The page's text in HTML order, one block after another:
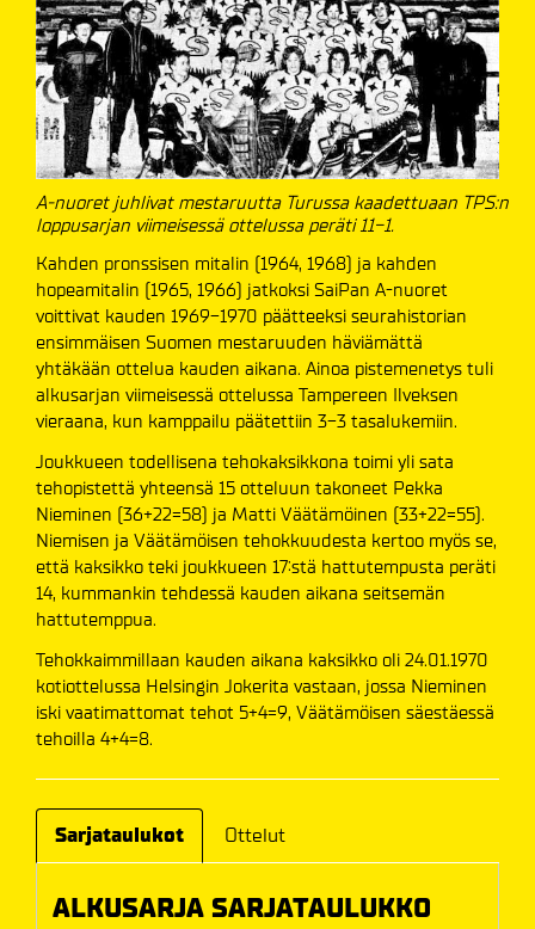
A-nuoret juhlivat mestaruutta Turussa kaadettuaan TPS:n
loppusarjan viimeisessä ottelussa peräti 11-1.
Kahden pronssisen mitalin (1964, 1968) ja kahden
hopeamitalin (1965, 1966) jatkoksi SaiPan A-nuoret
voittivat kauden 1969-1970 päätteeksi seurahistorian
ensimmäisen Suomen mestaruuden häviämättä
yhtäkään ottelua kauden aikana. Ainoa pistemenetys tuli
alkusarjan viimeisessä ottelussa Tampereen Ilveksen
vieraana, kun kamppailu päätettiin 3-3 tasalukemiin.
Joukkueen todellisena tehokaksikkona toimi yli sata
tehopistettä yhteensä 15 otteluun takoneet Pekka
Nieminen (36+22=58) ja Matti Väätämöinen (33+22=55).
Niemisen ja Väätämöisen tehokkuudesta kertoo myös se,
että kaksikko teki joukkueen 17:stä hattutempusta peräti
14, kummankin tehdessä kauden aikana seitsemän
hattutemppua.
Tehokkaimmillaan kauden aikana kaksikko oli 24.01.1970
kotiottelussa Helsingin Jokerita vastaan, jossa Nieminen
iski vaatimattomat tehot 5+4=9, Väätämöisen säestäessä
tehoilla 4+4=8.
Sarjataulukot Ottelut
ALKUSARJA SARJATAULUKKO